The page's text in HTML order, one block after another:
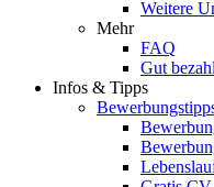
Weitere
Mehr
FAQ
Gut
Infos & Tipps